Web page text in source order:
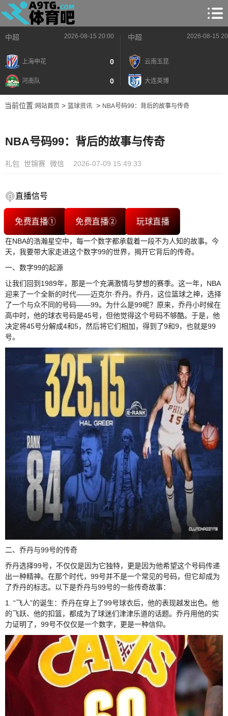
中超 2026-08-15 20:00
上海申花 0
河南队 0
中超 2026-08-15
云南玉昆
大连英博
当前位置: 网站首页> 篮球资讯> NBA号码99：背后的故事与传奇
NBA号码99：背后的故事与传奇
礼包 世锦赛 微信 2026-07-09 15:49:33
直播信号
免费直播① 免费直播② 玩球直播
在NBA的浩瀚星空中，每一个数字都承载着一段不为人知的故事。今
天，我要带大家走进这个数字99的世界，揭开它背后的传奇。
一、数字99的起源
让我们回到1989年，那是一个充满激情与梦想的赛季。这一年，NBA
迎来了一个全新的时代——迈克尔·乔丹。乔丹，这位篮球之神，选择
了一个与众不同的号码——99。为什么是99呢？原来，乔丹小时候在
高中时，他的球衣号码是45号，但他觉得这个号码不够酷。于是，他
决定将45号分解成4和5，然后将它们相加，得到了9和9，也就是99
号。
二、乔丹与99号的传奇
乔丹选择99号，不仅仅是因为它独特，更是因为他希望这个号码传递
出一种精神。在那个时代，99号并不是一个常见的号码，但它却成为
了乔丹的标志。以下是乔丹与99号的一些传奇故事：
1. “飞人”的诞生：乔丹在穿上了99号球衣后，他的表现越发出色。他
的飞跃、他的扣篮，都成为了球迷们津津乐道的话题。乔丹用他的实
力证明了，99号不仅仅是一个数字，更是一种信仰。